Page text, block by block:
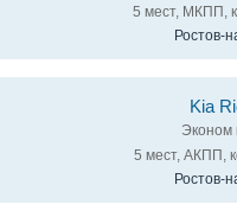
5 мест, МКПП,
Ростов-
Kia
Эконом
5 мест, АКПП,
Ростов-